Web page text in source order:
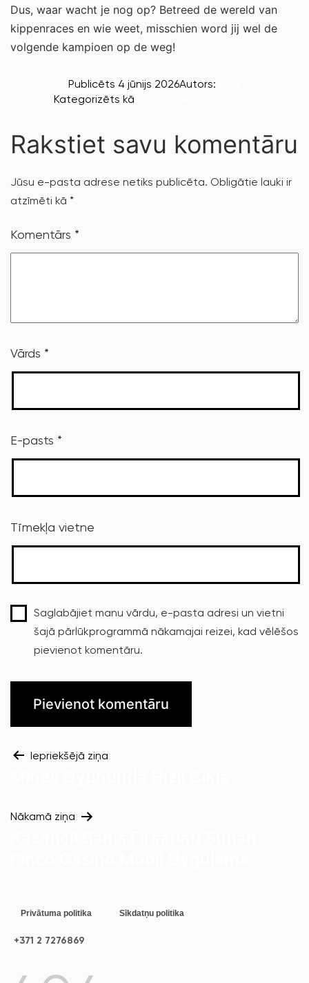
Dus, waar wacht je nog op? Betreed de wereld van
kippenraces en wie weet, misschien word jij wel de
volgende kampioen op de weg!
Publicēts 4 jūnijs 2026Autors:
Kategorizēts kā
Rakstiet savu komentāru
Jūsu e-pasta adrese netiks publicēta. Obligātie lauki ir
atzīmēti kā *
Komentārs *
Vārds *
E-pasts *
Tīmekļa vietne
Saglabājiet manu vārdu, e-pasta adresi un vietni
šajā pārlūkprogrammā nākamajai reizei, kad vēlēšos
pievienot komentāru.
Iepriekšējā ziņa
Nākamā ziņa
Privātuma politika Sīkdatņu politika
+371 2 7276869